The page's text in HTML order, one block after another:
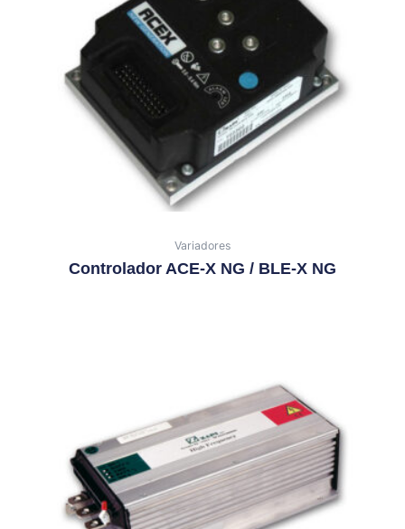
Variadores
Controlador ACE-X NG / BLE-X NG